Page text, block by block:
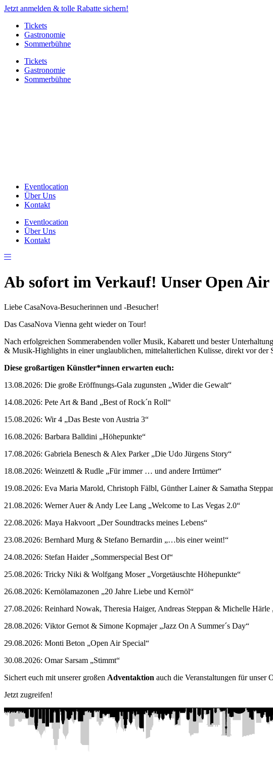
Jetzt anmelden & tolle Rabatte sichern!
Tickets
Gastronomie
Sommerbühne
Tickets
Gastronomie
Sommerbühne
Eventlocation
Über Uns
Kontakt
Eventlocation
Über Uns
Kontakt
Ab sofort im Verkauf! Unser Open Air
Liebe CasaNova-Besucherinnen und -Besucher!
Das CasaNova Vienna geht wieder on Tour!
Nach erfolgreichen Sommerabenden voller Musik, Kabarett und bester
& Musik-Highlights in einer unglaublichen, mittelalterlichen Kulisse, direkt vor
Diese großartigen Künstler*innen erwarten euch:
13.08.2026: Die große Eröffnungs-Gala zugunsten „Wider die Gewalt“
14.08.2026: Pete Art & Band „Best of Rock´n Roll“
15.08.2026: Wir 4 „Das Beste von Austria 3“
16.08.2026: Barbara Balldini „Höhepunkte“
17.08.2026: Gabriela Benesch & Alex Parker „Die Udo Jürgens Story“
18.08.2026: Weinzettl & Rudle „Für immer … und andere Irrtümer“
19.08.2026: Eva Maria Marold, Christoph Fälbl, Günther Lainer & Samatha
21.08.2026: Werner Auer & Andy Lee Lang „Welcome to Las Vegas 2.0“
22.08.2026: Maya Hakvoort „Der Soundtracks meines Lebens“
23.08.2026: Bernhard Murg & Stefano Bernardin „…bis einer weint!“
24.08.2026: Stefan Haider „Sommerspecial Best Of“
25.08.2026: Tricky Niki & Wolfgang Moser „Vorgetäuschte Höhepunkte“
26.08.2026: Kernölamazonen „20 Jahre Liebe und Kernöl“
27.08.2026: Reinhard Nowak, Theresia Haiger, Andreas Steppan & Michelle Härle
28.08.2026: Viktor Gernot & Simone Kopmajer „Jazz On A Summer´s Day“
29.08.2026: Monti Beton „Open Air Special“
30.08.2026: Omar Sarsam „Stimmt“
Sichert euch mit unserer großen Adventaktion auch die Veranstaltungen für unser
Jetzt zugreifen!